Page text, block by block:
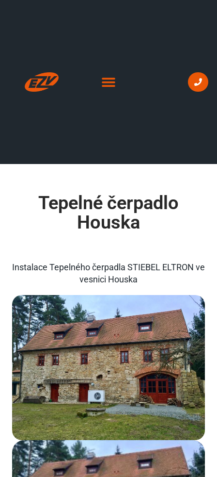
Tepelné čerpadlo
Houska
Instalace Tepelného čerpadla STIEBEL ELTRON ve
vesnici Houska